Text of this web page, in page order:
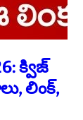
క్విజ్
లింక్,